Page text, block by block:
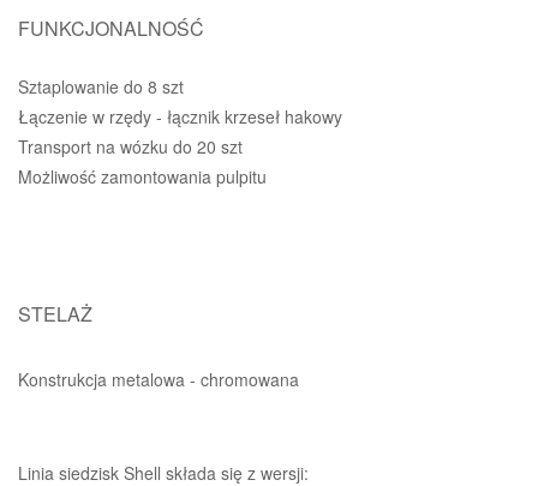
FUNKCJONALNOŚĆ
Sztaplowanie do 8 szt
Łączenie w rzędy - łącznik krzeseł hakowy
Transport na wózku do 20 szt
Możliwość zamontowania pulpitu
STELAŻ
Konstrukcja metalowa - chromowana
Linia siedzisk Shell składa się z wersji: